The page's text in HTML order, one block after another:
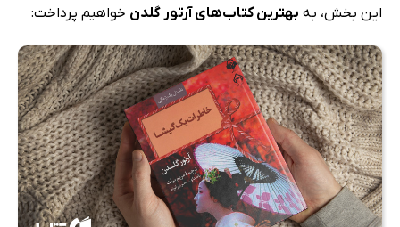
این بخش، به بهترین کتاب‌های آرتور گلدن خواهیم پرداخت: